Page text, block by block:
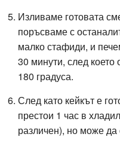
Изливаме готовата
поръсваме с
малко стафиди, и
30 минути, след
180 градуса.
След като кейкът е
престои 1 час в
различен), но може